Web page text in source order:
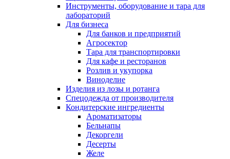
Инструменты, оборудование и тара для
лабораторий
Для бизнеса
Для банков и предприятий
Агросектор
Тара для транспортировки
Для кафе и ресторанов
Розлив и укупорка
Виноделие
Изделия из лозы и ротанга
Спецодежда от производителя
Кондитерские ингредиенты
Ароматизаторы
Бельнапы
Декоргели
Десерты
Желe